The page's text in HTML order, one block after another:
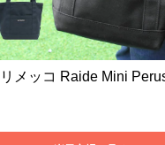
メッコ Raide Mini